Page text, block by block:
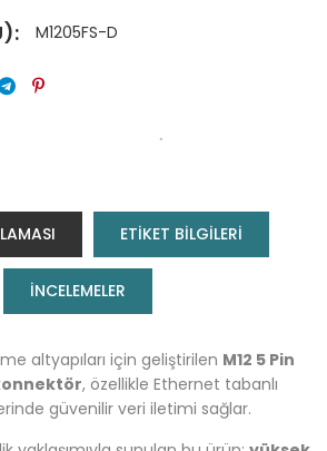
M1205FS-D
ETİKET BİLGİLERİ
INCELEMELER
altyapıları için geliştirilen M12 5 Pin
, özellikle Ethernet tabanlı
güvenilir veri iletimi sağlar.